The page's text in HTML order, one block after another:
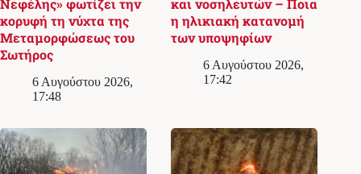
Νεφέλης» φωτίζει την
κορυφή τη νύχτα της
Μεταμορφώσεως του
Σωτήρος
6 Αυγούστου 2026,
17:48
και νοσηλευτών – Ποια
η ηλικιακή κατανομή
των υποψηφίων
6 Αυγούστου 2026,
17:42